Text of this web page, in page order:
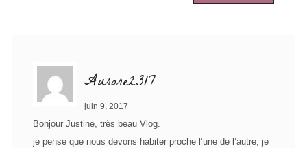
Aurore2317
juin 9, 2017
Bonjour Justine, très beau Vlog.
je pense que nous devons habiter proche l’une de l’autre, je